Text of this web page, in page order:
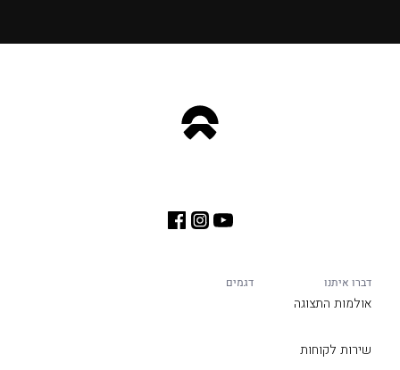
דברו איתנו
אולמות התצוגה
שירות לקוחות
דגמים